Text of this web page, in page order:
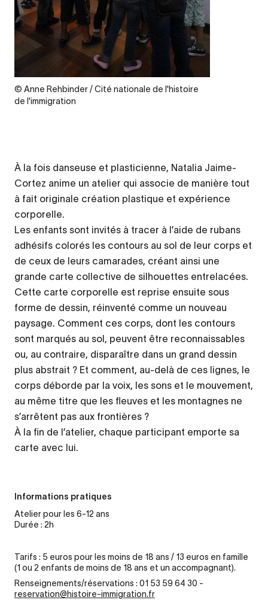
Legende
© Anne Rehbinder / Cité nationale de l'histoire
de l'immigration
À la fois danseuse et plasticienne, Natalia Jaime-
Cortez anime un atelier qui associe de manière tout
à fait originale création plastique et expérience
corporelle.
Les enfants sont invités à tracer à l’aide de rubans
adhésifs colorés les contours au sol de leur corps et
de ceux de leurs camarades, créant ainsi une
grande carte collective de silhouettes entrelacées.
Cette carte corporelle est reprise ensuite sous
forme de dessin, réinventé comme un nouveau
paysage. Comment ces corps, dont les contours
sont marqués au sol, peuvent être reconnaissables
ou, au contraire, disparaître dans un grand dessin
plus abstrait ? Et comment, au-delà de ces lignes, le
corps déborde par la voix, les sons et le mouvement,
au même titre que les fleuves et les montagnes ne
s’arrêtent pas aux frontières ?
À la fin de l’atelier, chaque participant emporte sa
carte avec lui.
Informations pratiques
Atelier pour les 6-12 ans
Durée : 2h
Tarifs : 5 euros pour les moins de 18 ans / 13 euros en famille
(1 ou 2 enfants de moins de 18 ans et un accompagnant).
Renseignements/réservations : 01 53 59 64 30 -
reservation@histoire-immigration.fr